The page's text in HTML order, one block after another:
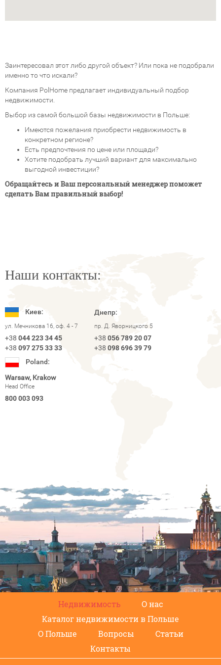
Заинтересовал этот либо другой объект? Или пока не подобрали
именно то что искали?
Компания PolHome предлагает индивидуальный подбор
недвижимости.
Выбор из самой большой базы недвижимости в Польше:
Имеются пожелания приобрести недвижимость в
конкретном регионе?
Есть предпочтения по цене или площади?
Хотите подобрать лучший вариант для максимально
выгодной инвестиции?
Обращайтесь и Ваш персональный менеджер поможет
сделать Вам правильный выбор!
Наши контакты:
Киев:
ул. Мечникова 16, оф. 4 - 7
+38 044 223 34 45
+38 097 275 33 33
Днепр:
пр. Д. Яворницкого 5
+38 056 789 20 07
+38 098 696 39 79
Poland:
Warsaw, Krakow
Head Office
800 003 093
Недвижимость
О нас
Каталог недвижимости в Польше
О Польше
Вопросы
Статьи
Контакты